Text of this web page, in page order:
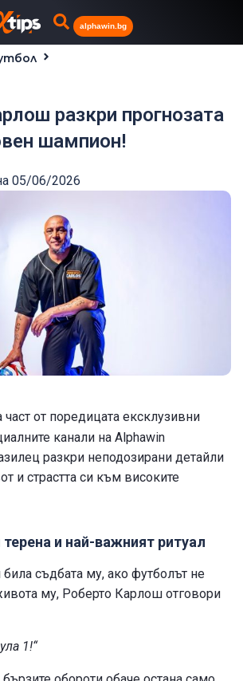
alphawin.bg
разкри прогнозата
шампион!
05/06/2026
от поредицата ексклузивни
канали на Alphawin
разкри неподозирани детайли
и страстта си към високите
и най-важният ритуал
съдбата му, ако футболът не
му, Роберто Карлош отговори
1!“